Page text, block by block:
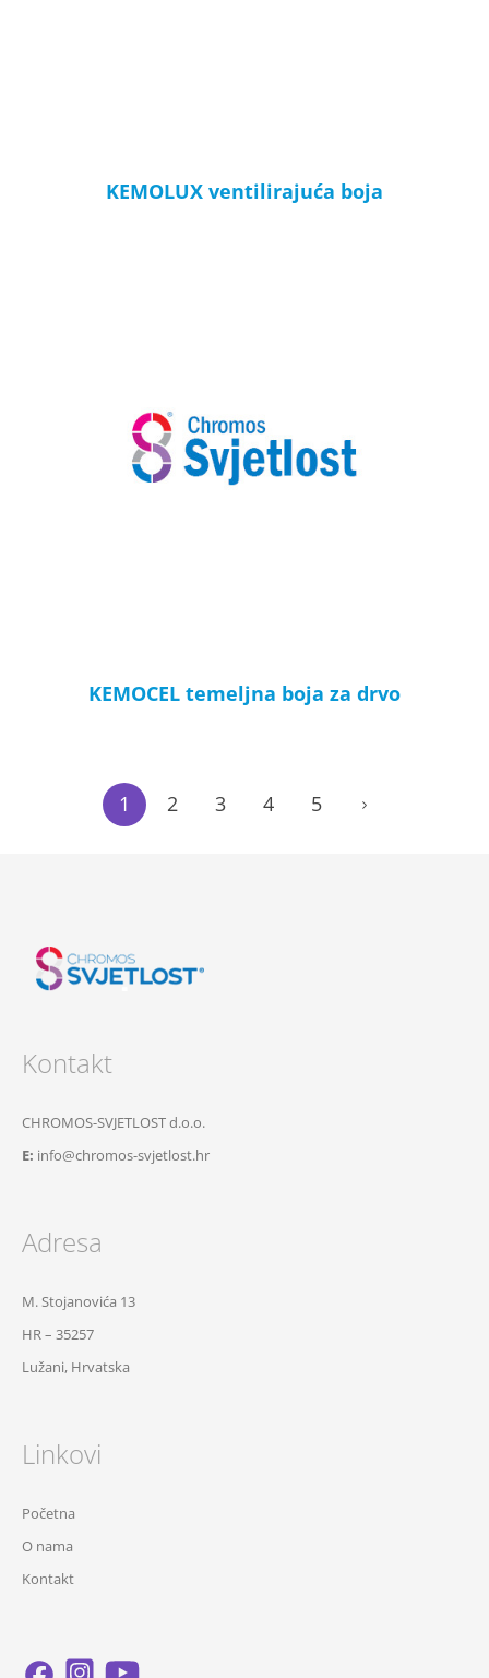
KEMOLUX ventilirajuća boja
KEMOCEL temeljna boja za drvo
1 2 3 4 5
Kontakt
CHROMOS-SVJETLOST d.o.o.
E: info@chromos-svjetlost.hr
Adresa
M. Stojanovića 13
HR – 35257
Lužani, Hrvatska
Linkovi
Početna
O nama
Kontakt